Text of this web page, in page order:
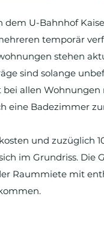
U-Bahnhof
temporär
stehen
sind solange
allen
eine Badezimmer
und zuzüglich
im Grundriss. Die
Raummiete mit